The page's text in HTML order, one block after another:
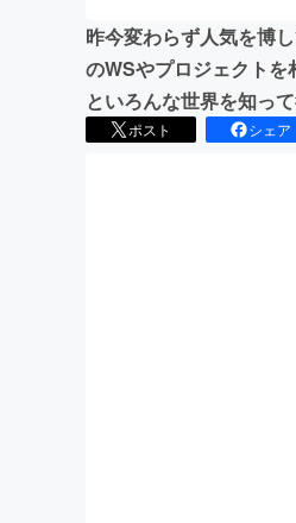
昨今変わらず人気を博
のWSやプロジェクト
といろんな世界を知っ
ポスト シェア